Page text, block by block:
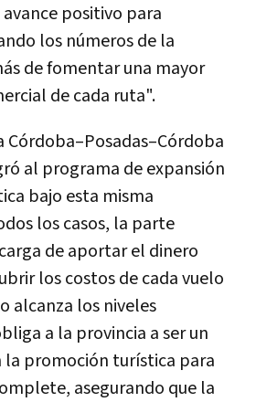
positivo para
los números de la
de fomentar una mayor
de cada ruta".
Córdoba–Posadas–Córdoba
al programa de expansión
bajo esta misma
los casos, la parte
de aportar el dinero
los costos de cada vuelo
alcanza los niveles
a la provincia a ser un
la promoción turística para
asegurando que la